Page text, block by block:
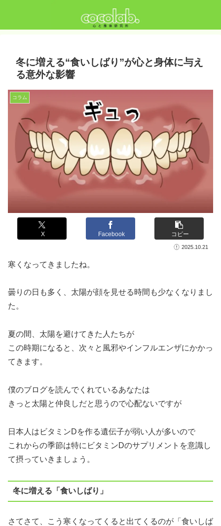
冬に増える“食いしばり”が心と身体に与え
る意外な影響
コラム
X Facebook コピー
2025.10.21
寒くなってきましたね。
曇りの日も多く、太陽が顔を見せる時間も少なくなりまし
た。
夏の間、太陽を避けてきた人たちが
この時期になると、次々と風邪やインフルエンザにかかっ
てきます。
僕のブログを読んでくれているあなたは
きっと太陽と仲良しだと思うので心配ないですが
日本人はビタミンDを作る遺伝子が弱い人が多いので
これからの季節は特にビタミンDのサプリメントを意識し
て摂っていきましょう。
冬に増える「食いしばり」
さてさて、こう寒くなってくると出てくるのが「食いしば